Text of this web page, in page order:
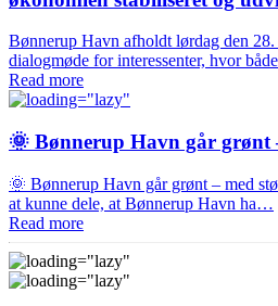
Bønnerup Havn afholdt lørdag den 28.
dialogmøde for interessenter, hvor
Read more
🌞 Bønnerup Havn går grønt
🌞 Bønnerup Havn går grønt – med
at kunne dele, at Bønnerup Havn ha…
Read more